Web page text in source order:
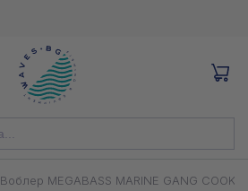
Воблер MEGABASS MARINE GANG